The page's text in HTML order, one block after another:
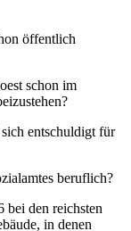
öffentlich
schon im
entschuldigt für
beruflich?
bei den reichsten
in denen